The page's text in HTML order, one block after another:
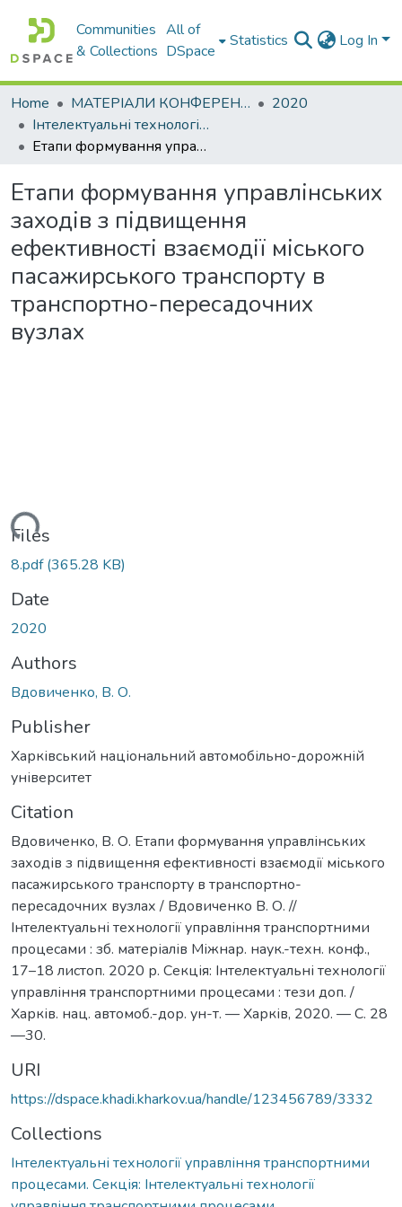
Communities
& Collections
All of
DSpace
Statistics Log In
Home МАТЕРІАЛИ КОНФЕРЕНЦІЙ
2020
Інтелектуальні технології управління транспортними процесами. Секція: Інтелектуальні технології управління транспортними процесами
Етапи формування управлінських заходів з підвищення ефективності взаємодії міського пасажирського транспорту в транспортно-пересадочних вузлах
Етапи формування управлінських
заходів з підвищення
ефективності взаємодії міського
пасажирського транспорту в
транспортно-пересадочних
вузлах
Files
8.pdf(365.28 KB)
Date
2020
Authors
Вдовиченко, В. О.
Publisher
Харківський національний автомобільно-дорожній
університет
Citation
Вдовиченко, В. О. Етапи формування управлінських
заходів з підвищення ефективності взаємодії міського
пасажирського транспорту в транспортно-
пересадочних вузлах / Вдовиченко В. О. //
Інтелектуальні технології управління транспортними
процесами : зб. матеріалів Міжнар. наук.-техн. конф.,
17–18 листоп. 2020 р. Секція: Інтелектуальні технології
управління транспортними процесами : тези доп. /
Харків. нац. автомоб.-дор. ун-т. — Харків, 2020. — С. 28
—30.
URI
https://dspace.khadi.kharkov.ua/handle/123456789/3332
Collections
Інтелектуальні технології управління транспортними
процесами. Секція: Інтелектуальні технології